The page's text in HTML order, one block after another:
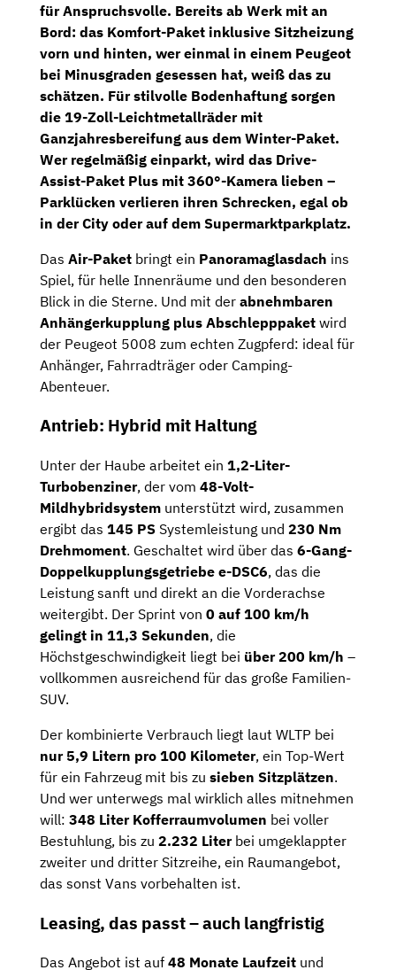
für Anspruchsvolle. Bereits ab Werk mit an
Bord: das Komfort-Paket inklusive Sitzheizung
vorn und hinten, wer einmal in einem Peugeot
bei Minusgraden gesessen hat, weiß das zu
schätzen. Für stilvolle Bodenhaftung sorgen
die 19-Zoll-Leichtmetallräder mit
Ganzjahresbereifung aus dem Winter-Paket.
Wer regelmäßig einparkt, wird das Drive-
Assist-Paket Plus mit 360°-Kamera lieben –
Parklücken verlieren ihren Schrecken, egal ob
in der City oder auf dem Supermarktparkplatz.
Das Air-Paket bringt ein Panoramaglasdach ins
Spiel, für helle Innenräume und den besonderen
Blick in die Sterne. Und mit der abnehmbaren
Anhängerkupplung plus Abschlepppaket wird
der Peugeot 5008 zum echten Zugpferd: ideal für
Anhänger, Fahrradträger oder Camping-
Abenteuer.
Antrieb: Hybrid mit Haltung
Unter der Haube arbeitet ein 1,2-Liter-
Turbobenziner, der vom 48-Volt-
Mildhybridsystem unterstützt wird, zusammen
ergibt das 145 PS Systemleistung und 230 Nm
Drehmoment. Geschaltet wird über das 6-Gang-
Doppelkupplungsgetriebe e-DSC6, das die
Leistung sanft und direkt an die Vorderachse
weitergibt. Der Sprint von 0 auf 100 km/h
gelingt in 11,3 Sekunden, die
Höchstgeschwindigkeit liegt bei über 200 km/h –
vollkommen ausreichend für das große Familien-
SUV.
Der kombinierte Verbrauch liegt laut WLTP bei
nur 5,9 Litern pro 100 Kilometer, ein Top-Wert
für ein Fahrzeug mit bis zu sieben Sitzplätzen.
Und wer unterwegs mal wirklich alles mitnehmen
will: 348 Liter Kofferraumvolumen bei voller
Bestuhlung, bis zu 2.232 Literbei umgeklappter
zweiter und dritter Sitzreihe, ein Raumangebot,
das sonst Vans vorbehalten ist.
Leasing, das passt – auch langfristig
Das Angebot ist auf 48 Monate Laufzeit und